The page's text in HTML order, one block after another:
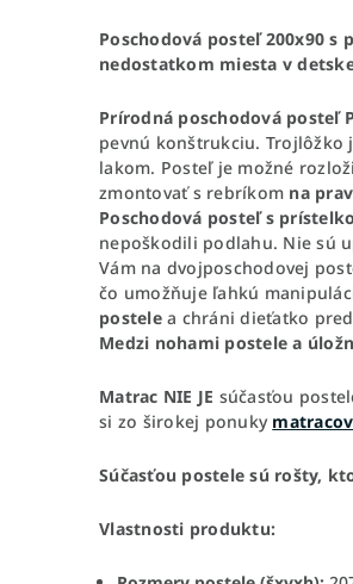
Poschodová posteľ 200x90
nedostatkom miesta v
Prírodná poschodová posteľ
pevnú konštrukciu. Trojlôžko
lakom. Posteľ je možné
zmontovať s rebríkom na
Poschodová posteľ s
nepoškodili podlahu. Nie sú
Vám na dvojposchodovej
čo umožňuje ľahkú
postelea chráni dieťatko
Medzi nohami postele a
Matrac NIE JE súčasťou
si zo širokej ponuky
Súčasťou postele sú rošty,
Vlastnosti produktu: